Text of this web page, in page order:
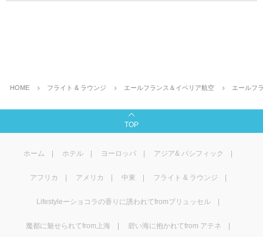
HOME フライト & ラウンジ エールフランス＆イベリア航空 エールフ
TOP
ホーム ホテル ヨーロッパ アジア& パシフィック
アフリカ アメリカ 中東 フライト & ラウンジ
Lifestyleーショコラの香りに誘われてfromブリュッセル
魔都に魅せられてfrom上海 碧い海に抱かれてfrom アテネ